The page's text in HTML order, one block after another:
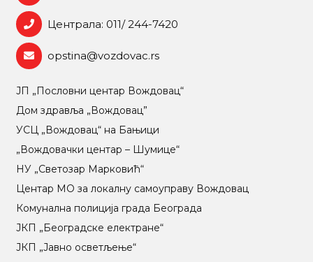
Централа: 011/ 244-7420
opstina@vozdovac.rs
ЈП „Пословни центар Вождовац“
Дом здравља „Вождовац”
УСЦ „Вождовац“ на Бањици
„Вождовачки центар – Шумице“
НУ „Светозар Марковић“
Центар МO за локалну самоуправу Вождовац
Комунална полиција града Београда
ЈКП „Београдске електране“
ЈКП „Јавно осветљење“